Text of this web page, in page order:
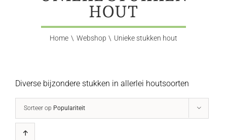
HOUT
Home Webshop Unieke stukken hout
Diverse bijzondere stukken in allerlei houtsoorten
Sorteer op Populariteit